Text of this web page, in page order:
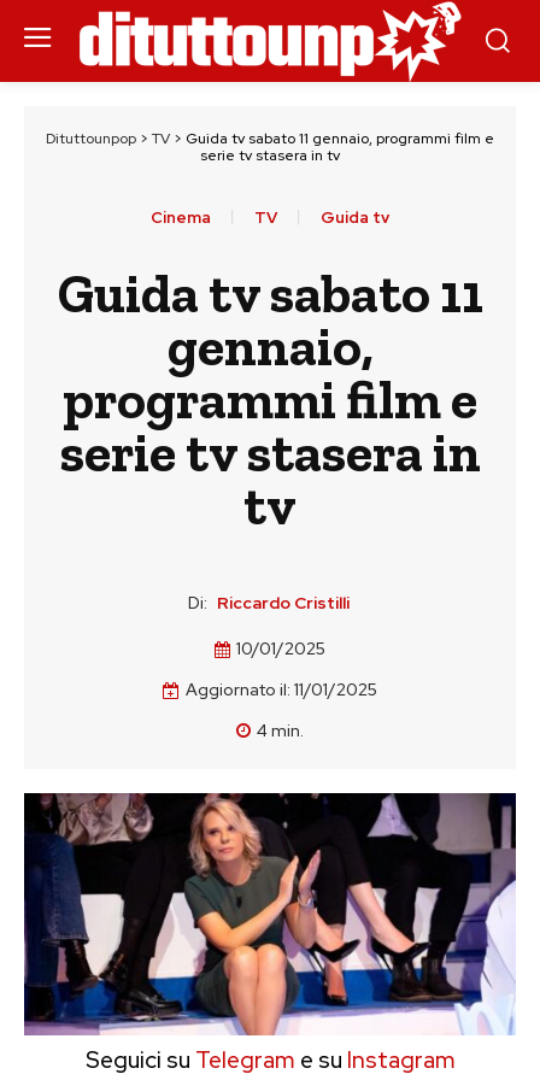
Dituttounpop > TV > Guida tv sabato 11 gennaio, programmi film e
serie tv stasera in tv
Cinema TV Guida tv
Guida tv sabato 11
gennaio,
programmi film e
serie tv stasera in
tv
Di: Riccardo Cristilli
10/01/2025
Aggiornato il: 11/01/2025
4min.
Seguici su Telegram e su Instagram